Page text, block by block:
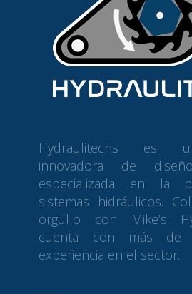
Hydraulitechs es
innovadora de
especializada en la
sistemas hidráulicos.
orgullo con Mike’s
cuenta con más
experiencia en el sector.